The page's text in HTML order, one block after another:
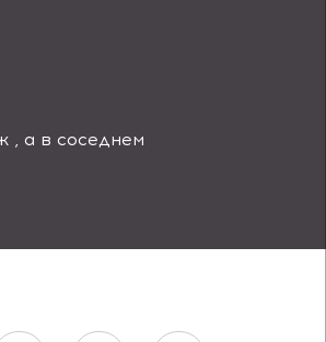
, а в соседнем